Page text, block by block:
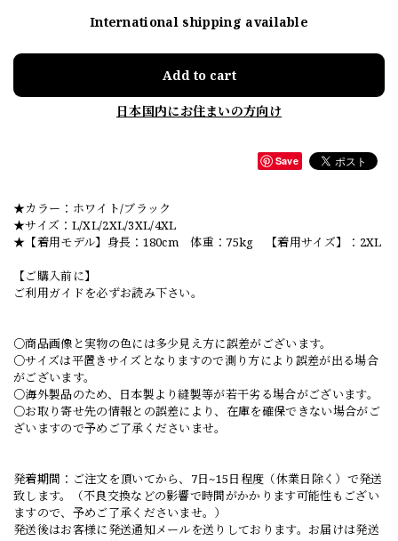
International shipping available
Add to cart
日本国内にお住まいの方向け
Save
★カラー：ホワイト/ブラック
★サイズ：L/XL/2XL/3XL/4XL
★【着用モデル】身長：180cm 体重：75kg 【着用サイズ】：2XL
【ご購入前に】
ご利用ガイドを必ずお読み下さい。
○商品画像と実物の色には多少見え方に誤差がございます。
○サイズは平置きサイズとなりますので測り方により誤差が出る場合
がございます。
○海外製品のため、日本製より縫製等が若干劣る場合がございます。
○お取り寄せ先の情報との誤差により、在庫を確保できない場合がご
ざいますので予めご了承くださいませ。
発着期間：ご注文を頂いてから、7日~15日程度（休業日除く）で発送
致します。（不良交換などの影響で時間がかかります可能性もござい
ますので、予めご了承くださいませ。）
発送後はお客様に発送通知メールを送りしております。お届けは発送